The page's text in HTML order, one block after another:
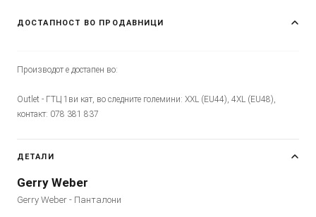
ДОСТАПНОСТ ВО ПРОДАВНИЦИ
Производот е достапен во:
Outlet - ГТЦ 1ви кат, во следните големини: XXL (EU44), 4XL (EU48),
контакт: 078 381 837
ДЕТАЛИ
Gerry Weber
Gerry Weber - Панталони